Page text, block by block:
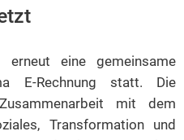
eine gemeinsame
E-Rechnung statt. Die
mit dem
Transformation und